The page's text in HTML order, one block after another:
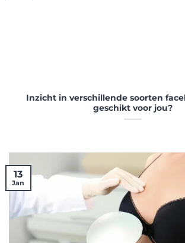
Inzicht in verschillende soorten
geschikt voor jou?
13
Jan